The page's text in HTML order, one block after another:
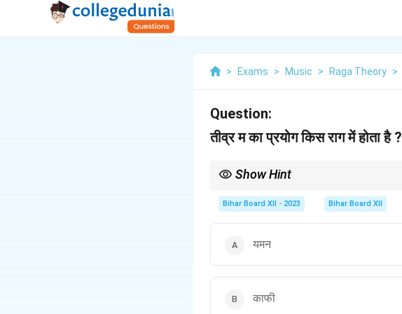
> Exams > Music > Raga Theory >
Question:
तीव्र म का प्रयोग किस राग में होता है ?
Show Hint
Bihar Board XII - 2023 Bihar Board XII
यमन
काफी